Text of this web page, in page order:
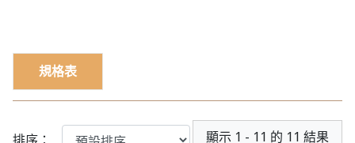
規格表
顯示 1 - 11 的 11 結果